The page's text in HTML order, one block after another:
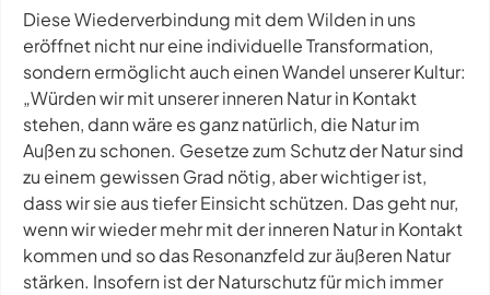
Diese Wiederverbindung mit dem Wilden in uns
eröffnet nicht nur eine individuelle Transformation,
sondern ermöglicht auch einen Wandel unserer Kultur:
„Würden wir mit unserer inneren Natur in Kontakt
stehen, dann wäre es ganz natürlich, die Natur im
Außen zu schonen. Gesetze zum Schutz der Natur sind
zu einem gewissen Grad nötig, aber wichtiger ist,
dass wir sie aus tiefer Einsicht schützen. Das geht nur,
wenn wir wieder mehr mit der inneren Natur in Kontakt
kommen und so das Resonanzfeld zur äußeren Natur
stärken. Insofern ist der Naturschutz für mich immer